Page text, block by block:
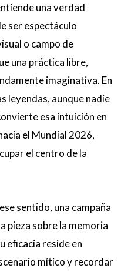
una verdad
ser espectáculo
o campo de
una práctica libre,
imaginativa. En
leyendas, aunque nadie
esa intuición en
el Mundial 2026,
el centro de la
sentido, una campaña
pieza sobre la memoria
eficacia reside en
mítico y recordar